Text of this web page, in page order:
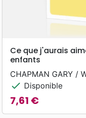
Ce que j'aurais
enfants
CHAPMAN GARY /
check Disponible
Prix
7,61 €